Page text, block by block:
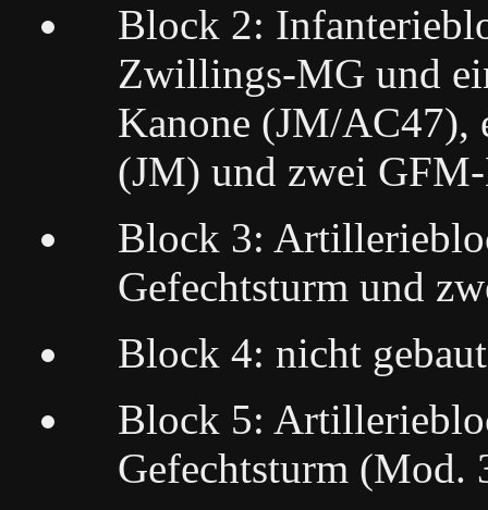
Block 2:
Zwillings-MG und
Kanone (JM/AC47),
(JM) und zwei
Block 3:
Gefechtsturm und
Block 4: nicht gebaut
Block 5:
Gefechtsturm (Mod.